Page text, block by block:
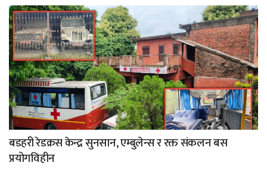
बडहरी रेडक्रस केन्द्र सुनसान, एम्बुलेन्स र रक्त संकलन बस
प्रयोगविहीन